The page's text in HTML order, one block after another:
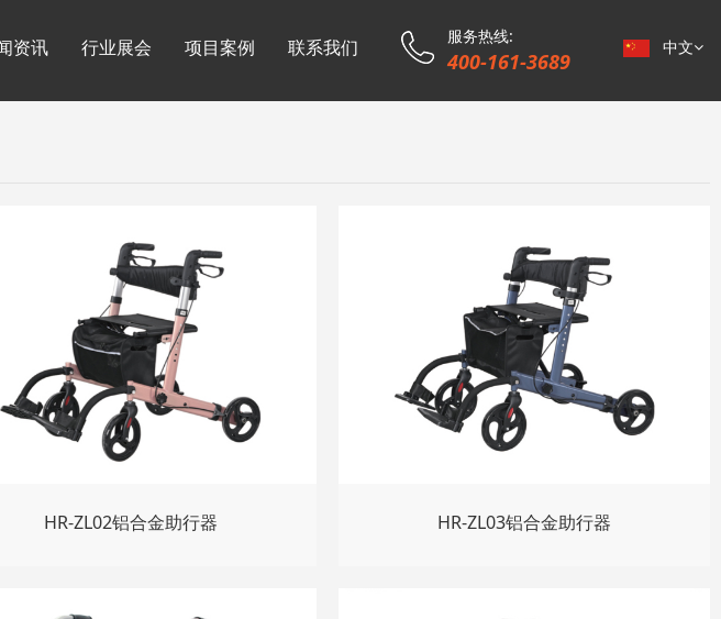
中文
服务热线:
400-161-3689
资讯 行业展会 项目案例 联系我们
HR-ZL02铝合金助行器 HR-ZL03铝合金助行器